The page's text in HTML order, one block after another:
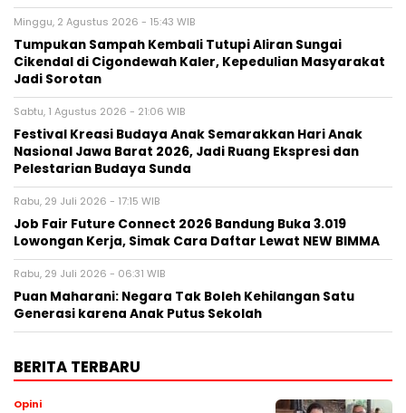
Minggu, 2 Agustus 2026 - 15:43 WIB
Tumpukan Sampah Kembali Tutupi Aliran Sungai
Cikendal di Cigondewah Kaler, Kepedulian Masyarakat
Jadi Sorotan
Sabtu, 1 Agustus 2026 - 21:06 WIB
Festival Kreasi Budaya Anak Semarakkan Hari Anak
Nasional Jawa Barat 2026, Jadi Ruang Ekspresi dan
Pelestarian Budaya Sunda
Rabu, 29 Juli 2026 - 17:15 WIB
Job Fair Future Connect 2026 Bandung Buka 3.019
Lowongan Kerja, Simak Cara Daftar Lewat NEW BIMMA
Rabu, 29 Juli 2026 - 06:31 WIB
Puan Maharani: Negara Tak Boleh Kehilangan Satu
Generasi karena Anak Putus Sekolah
BERITA TERBARU
Opini